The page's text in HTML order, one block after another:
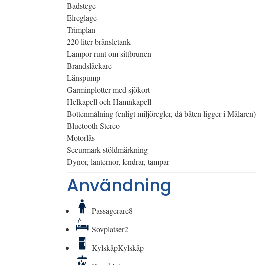
Badstege
Elreglage
Trimplan
220 liter bränsletank
Lampor runt om sittbrunen
Brandsläckare
Länspump
Garminplotter med sjökort
Helkapell och Hamnkapell
Bottenmålning (enligt miljöregler, då båten ligger i Mälaren)
Bluetooth Stereo
Motorlås
Securmark stöldmärkning
Dynor, lanternor, fendrar, tampar
Användning
Passagerare8
Sovplatser2
KylskåpKylskåp